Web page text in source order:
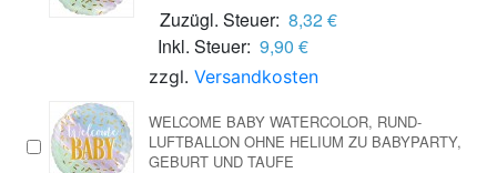
Zuzügl. Steuer: 8,32 €
Inkl. Steuer: 9,90 €
zzgl. Versandkosten
WELCOME BABY WATERCOLOR, RUND-
LUFTBALLON OHNE HELIUM ZU BABYPARTY,
GEBURT UND TAUFE